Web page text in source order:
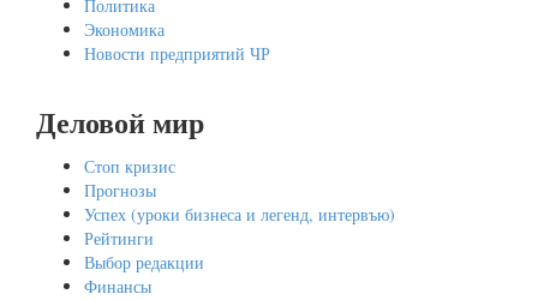
Политика
Экономика
Новости предприятий ЧР
Деловой мир
Стоп кризис
Прогнозы
Успех (уроки бизнеса и легенд, интервъю)
Рейтинги
Выбор редакции
Финансы